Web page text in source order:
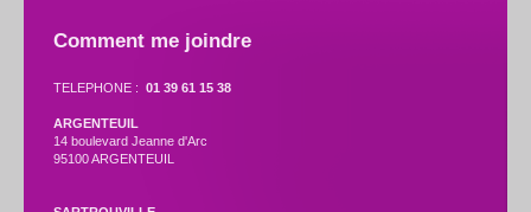
Comment me joindre
TELEPHONE : 01 39 61 15 38
ARGENTEUIL
14 boulevard Jeanne d'Arc
95100 ARGENTEUIL